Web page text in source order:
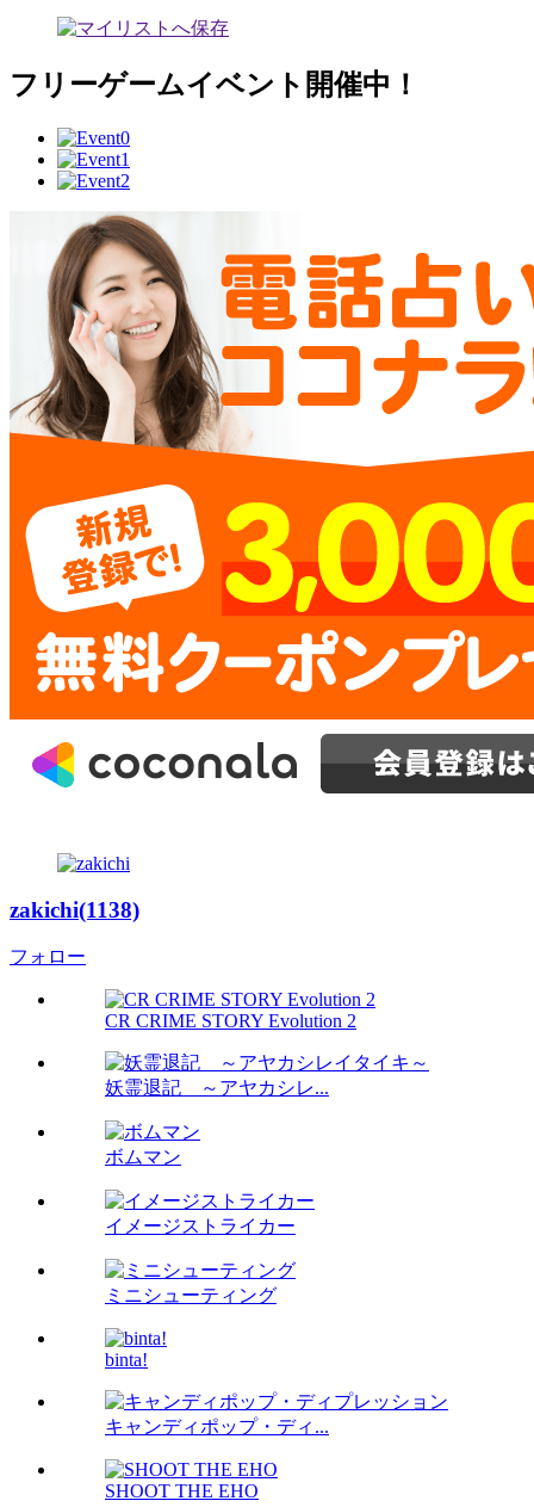
フリーゲームイベント開催中！
zakichi(1138)
フォロー
CR CRIME STORY Evolution 2
妖霊退記 ～アヤカシレ...
ボムマン
イメージストライカー
ミニシューティング
binta!
キャンディポップ・ディ...
SHOOT THE EHO